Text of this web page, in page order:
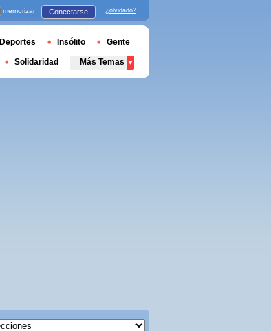
memorizar Conectarse ¿olvidado?
Deportes Insólito Gente
Solidaridad Más Temas